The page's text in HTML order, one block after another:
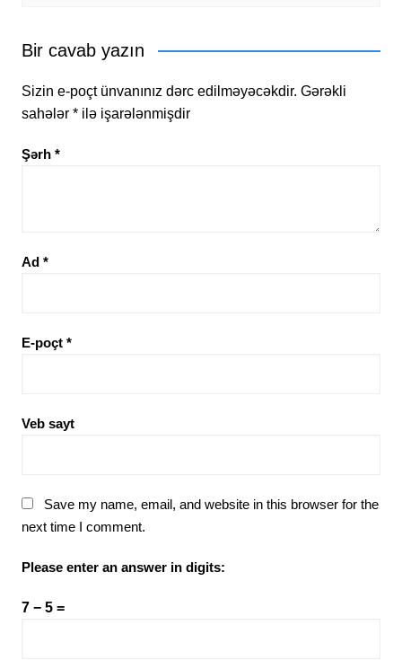
Bir cavab yazın
Sizin e-poçt ünvanınız dərc edilməyəcəkdir. Gərəkli
sahələr *ilə işarələnmişdir
Şərh *
Ad *
E-poçt *
Veb sayt
Save my name, email, and website in this browser for the
next time I comment.
Please enter an answer in digits:
7 − 5 =